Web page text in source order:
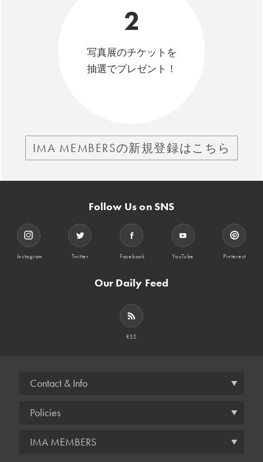
2
写真展のチケットを
抽選でプレゼント！
IMA MEMBERSの新規登録はこちら
Follow Us on SNS
Instagram Twitter Facebook YouTube Pinterest
Our Daily Feed
RSS
Contact & Info
Policies
IMA MEMBERS